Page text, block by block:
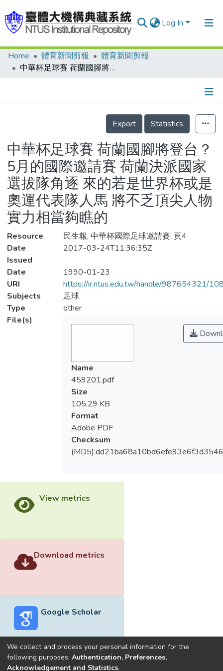
Log In
Communities & Collections
Statistics
Home 體育新聞剪報
體育新聞剪報
中華杯足球賽 荷蘭國腳將登台？ 5月的國際邀請賽 荷蘭決派國家選拔隊角逐 來的若是世界杯或是奧運代表隊人馬 將不乏頂尖人物 實力相當夠瞧的
Details
Export
Statistics
中華杯足球賽 荷蘭國腳將登台？
5月的國際邀請賽 荷蘭決派國家
選拔隊角逐 來的若是世界杯或是
奧運代表隊人馬 將不乏頂尖人物
實力相當夠瞧的
Resource
民生報, 中華杯國際足球邀請賽, 頁4
Date
Issued
2017-03-24T11:36:35Z
Date
1990-01-23
URI
https://ir.ntus.edu.tw/handle/987654321/
Subjects
足球
Type
other
File(s)
Name
459201.pdf
Size
105.29 KB
Format
Adobe PDF
Checksum
View metrics
Download metrics
Google Scholar
Built withDSpace-CRIS software
We collect and process your personal information for the
following purposes: Authentication, Preferences,
Acknowledgement and Statistics.